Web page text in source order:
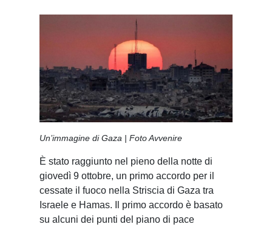
Un’immagine di Gaza | Foto Avvenire
È stato raggiunto nel pieno della notte di
giovedì 9 ottobre, un primo accordo per il
cessate il fuoco nella Striscia di Gaza tra
Israele e Hamas. Il primo accordo è basato
su alcuni dei punti del piano di pace